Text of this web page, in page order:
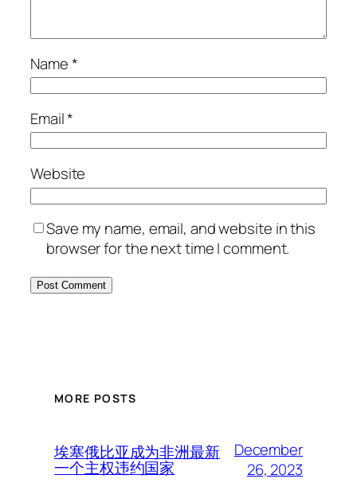
Name*
Email*
Website
Save my name, email, and website in this
browser for the next time I comment.
MORE POSTS
埃塞俄比亚成为非洲最新
一个主权违约国家
December
26, 2023